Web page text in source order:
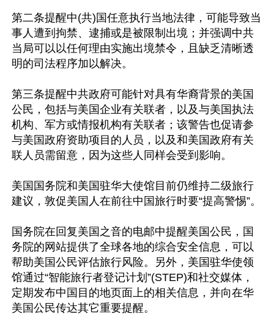
第二条提醒中(共)国任意执行当地法律，可能导致当
事人遭到拘禁、逮捕或是被限制出境；并强调中共
当局可以以任何理由实施出境禁令，且缺乏清晰透
明的司法程序加以解决。
第三条提醒中共政府可能针对具有华裔背景的美国
公民，包括与美国企业有关联者，以及与美国执法
机构、军方或情报机构有关联者；该警告也促请参
与美国政府资助项目的人员，以及和美国政府有关
联人员需留意，因为这些人同样会受到影响。
美国国务院和美国驻华大使馆目前仍维持二级旅行
建议，敦促美国人在前往中国旅行时要“提高警惕”。
国务院在回复美国之音的电邮中提醒美国公民，国
务院的网站提供了全球各地的综合安全信息，可以
帮助美国公民评估旅行风险。另外，美国驻华使领
馆通过“智能旅行者登记计划”(STEP)和社交媒体，
定期发布中国目的地页面上的相关信息，并向在华
美国公民传达其它重要提醒。